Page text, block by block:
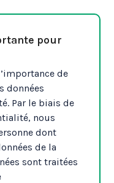
pour
de
données
Par le biais de
nous
dont
de la
sont traitées